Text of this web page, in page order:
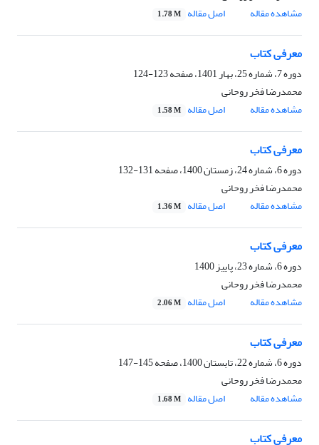
مشاهده مقاله
اصل مقاله 1.78 M
معرفی کتاب
دوره 7، شماره 25، بهار 1401، صفحه
123-124
محمدرضا فخر روحانی
مشاهده مقاله
اصل مقاله 1.58 M
معرفی کتاب
دوره 6، شماره 24، زمستان 1400، صفحه
131-132
محمدرضا فخر روحانی
مشاهده مقاله
اصل مقاله 1.36 M
معرفی کتاب
دوره 6، شماره 23، پاییز 1400
محمدرضا فخر روحانی
مشاهده مقاله
اصل مقاله 2.06 M
معرفی کتاب
دوره 6، شماره 22، تابستان 1400، صفحه
145-147
محمدرضا فخر روحانی
مشاهده مقاله
اصل مقاله 1.68 M
معرفی کتاب